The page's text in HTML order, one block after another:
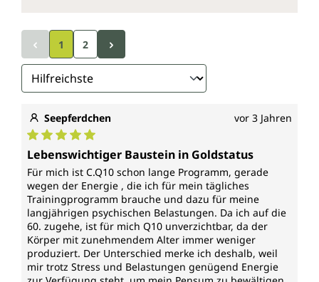
1 2
Seepferdchen vor 3 Jahren
Durchschnittliche Bewertung von 5 von 5 Sternen
Lebenswichtiger Baustein in Goldstatus
Für mich ist C.Q10 schon lange Programm, gerade
wegen der Energie , die ich für mein tägliches
Trainingprogramm brauche und dazu für meine
langjährigen psychischen Belastungen. Da ich auf die
60. zugehe, ist für mich Q10 unverzichtbar, da der
Körper mit zunehmendem Alter immer weniger
produziert. Der Unterschied merke ich deshalb, weil
mir trotz Stress und Belastungen genügend Energie